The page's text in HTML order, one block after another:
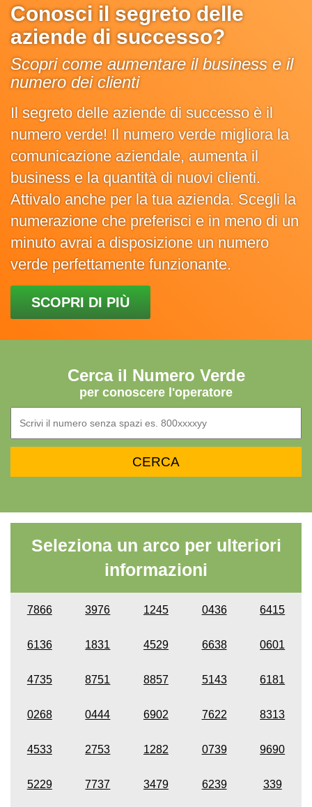
Conosci il segreto delle
aziende di successo?
Scopri come aumentare il business e il
numero dei clienti
Il segreto delle aziende di successo è il
numero verde! Il numero verde migliora la
comunicazione aziendale, aumenta il
business e la quantità di nuovi clienti.
Attivalo anche per la tua azienda. Scegli la
numerazione che preferisci e in meno di un
minuto avrai a disposizione un numero
verde perfettamente funzionante.
SCOPRI DI PIÙ
Cerca il Numero Verde
per conoscere l'operatore
Seleziona un arco per ulteriori
informazioni
7866 3976 1245 0436 6415
6136 1831 4529 6638 0601
4735 8751 8857 5143 6181
0268 0444 6902 7622 8313
4533 2753 1282 0739 9690
5229 7737 3479 6239 339